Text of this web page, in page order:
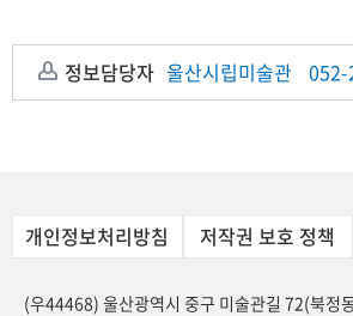
정보담당자 울산시립미술관
개인정보처리방침 저작권 보호 정책
(우44468) 울산광역시 중구 미술관길 72(북